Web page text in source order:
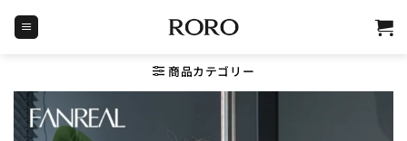
content
商品カテゴリー